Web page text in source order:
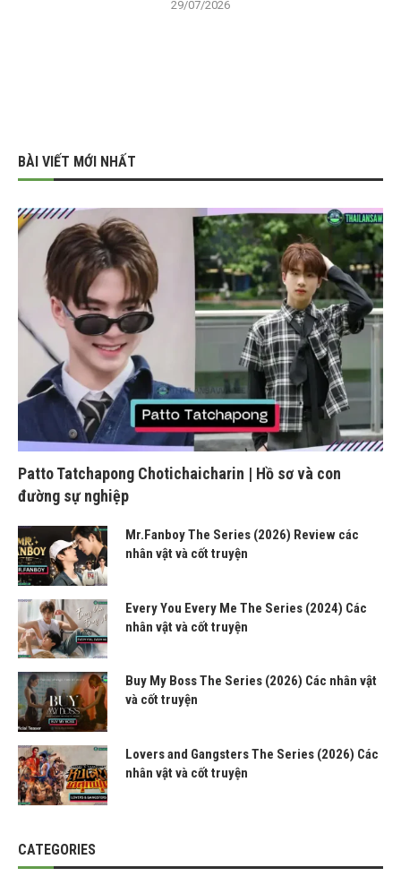
29/07/2026
BÀI VIẾT MỚI NHẤT
Patto Tatchapong Chotichaicharin | Hồ sơ và con
đường sự nghiệp
Mr.Fanboy The Series (2026) Review các
nhân vật và cốt truyện
Every You Every Me The Series (2024) Các
nhân vật và cốt truyện
Buy My Boss The Series (2026) Các nhân vật
và cốt truyện
Lovers and Gangsters The Series (2026) Các
nhân vật và cốt truyện
CATEGORIES